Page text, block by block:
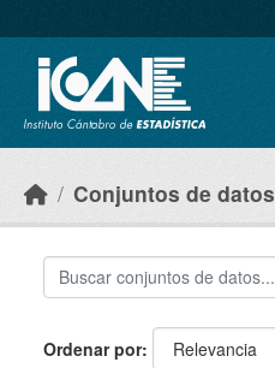
Conjuntos de datos
Ordenar por